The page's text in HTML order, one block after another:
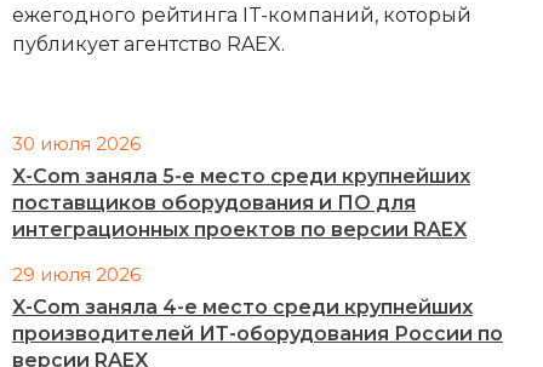
ежегодного рейтинга IT-компаний, который
публикует агентство RAEX.
30 июля 2026
X-Com заняла 5-е место среди крупнейших
поставщиков оборудования и ПО для
интеграционных проектов по версии RAEX
29 июля 2026
X-Com заняла 4-е место среди крупнейших
производителей ИТ-оборудования России по
версии RAEX